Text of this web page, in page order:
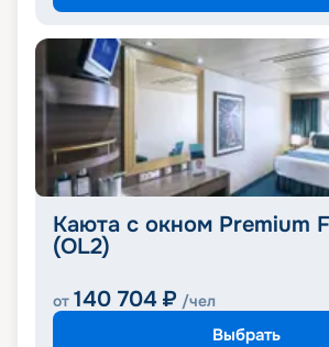
Каюта с окном Premium
(OL2)
от 140 704 ₽ /чел
Выбрать